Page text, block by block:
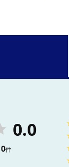
0.0
0件